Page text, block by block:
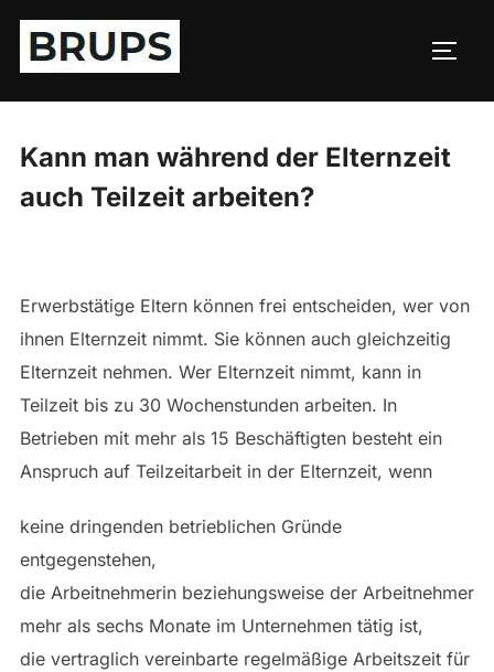
Zum
Inhalt
springen
Kann man während der Elternzeit
auch Teilzeit arbeiten?
Erwerbstätige Eltern können frei entscheiden, wer von
ihnen Elternzeit nimmt. Sie können auch gleichzeitig
Elternzeit nehmen. Wer Elternzeit nimmt, kann in
Teilzeit bis zu 30 Wochenstunden arbeiten. In
Betrieben mit mehr als 15 Beschäftigten besteht ein
Anspruch auf Teilzeitarbeit in der Elternzeit, wenn
keine dringenden betrieblichen Gründe
entgegenstehen,
die Arbeitnehmerin beziehungsweise der Arbeitnehmer
mehr als sechs Monate im Unternehmen tätig ist,
die vertraglich vereinbarte regelmäßige Arbeitszeit für